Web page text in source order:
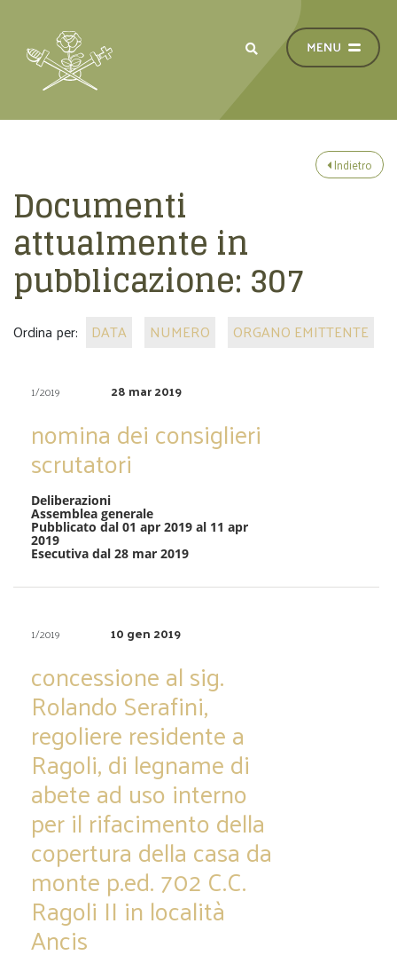
Indietro
Documenti
attualmente in
pubblicazione: 307
Ordina per: DATA NUMERO ORGANO EMITTENTE
1/2019 28 mar 2019
nomina dei consiglieri
scrutatori
Deliberazioni
Assemblea generale
Pubblicato dal 01 apr 2019 al 11 apr
2019
Esecutiva dal 28 mar 2019
1/2019 10 gen 2019
concessione al sig.
Rolando Serafini,
regoliere residente a
Ragoli, di legname di
abete ad uso interno
per il rifacimento della
copertura della casa da
monte p.ed. 702 C.C.
Ragoli II in località
Ancis